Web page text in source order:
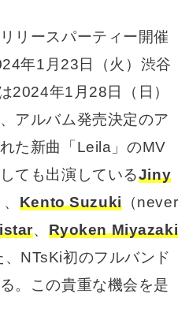
リースパーティー開催
年1月23日（火）渋谷
2024年1月28日（日）
アルバム発売決定のア
た新曲「Leila」のMV
ても出演しているJiny
Kento Suzuki（never
、 Ryoken Miyazaki
、NTsKi初のフルバンド
。この貴重な機会を是